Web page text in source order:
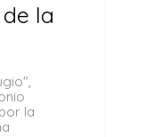
la
la